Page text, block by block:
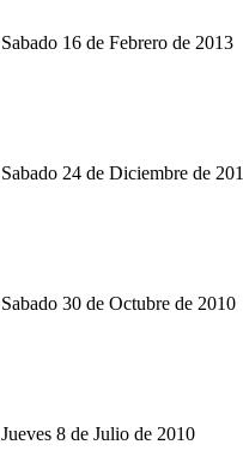
Sabado 16 de Febrero de 2013
Sabado 24 de Diciembre de
Sabado 30 de Octubre de 2010
Jueves 8 de Julio de 2010